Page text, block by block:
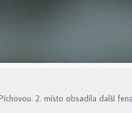
2. místo obsadila další